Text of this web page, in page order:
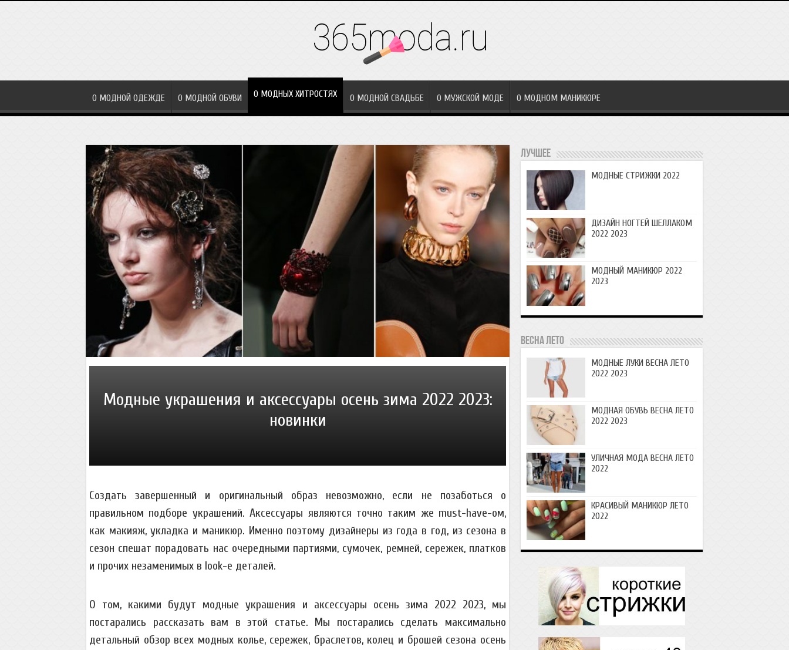
О МОДНОЙ ОДЕЖДЕ О МОДНОЙ ОБУВИ О МОДНЫХ ХИТРОСТЯХ О МОДНОЙ СВАДЬБЕ О МУЖСКОЙ МОДЕ О МОДНОМ МАНИКЮРЕ
Модные украшения и аксессуары осень зима 2022 2023:
новинки
Создать завершенный и оригинальный образ невозможно, если не позаботься о
правильном подборе украшений. Аксессуары являются точно таким же must-have-ом,
как макияж, укладка и маникюр. Именно поэтому дизайнеры из года в год, из сезона в
сезон спешат порадовать нас очередными партиями, сумочек, ремней, сережек, платков
и прочих незаменимых в look-e деталей.
О том, какими будут модные украшения и аксессуары осень зима 2022 2023, мы
постарались рассказать вам в этой статье. Мы постарались сделать максимально
детальный обзор всех модных колье, сережек, браслетов, колец и брошей сезона осень
Лучшее
МОДНЫЕ СТРИЖКИ 2022
ДИЗАЙН НОГТЕЙ ШЕЛЛАКОМ
2022 2023
МОДНЫЙ МАНИКЮР 2022
2023
Весна лето
МОДНЫЕ ЛУКИ ВЕСНА ЛЕТО
2022 2023
МОДНАЯ ОБУВЬ ВЕСНА ЛЕТО
2022 2023
УЛИЧНАЯ МОДА ВЕСНА ЛЕТО
2022
КРАСИВЫЙ МАНИКЮР ЛЕТО
2022